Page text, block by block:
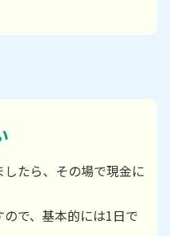
たら、その場で現金に
で、基本的には1日で